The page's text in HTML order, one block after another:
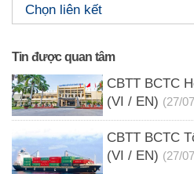
Tin được quan tâm
CBTT BCTC
(VI / EN) (27/
CBTT BCTC
(VI / EN) (27/